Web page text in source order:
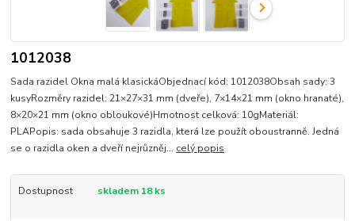
1012038
Sada razidel Okna malá klasickáObjednací kód: 1012038Obsah sady: 3
kusyRozměry razidel: 21×27×31 mm (dveře), 7×14×21 mm (okno hranaté),
8×20×21 mm (okno obloukové)Hmotnost celková: 10gMateriál:
PLAPopis: sada obsahuje 3 razidla, která lze použít oboustranně. Jedná
se o razidla oken a dveří nejrůzněj... celý popis
Dostupnost skladem 18 ks